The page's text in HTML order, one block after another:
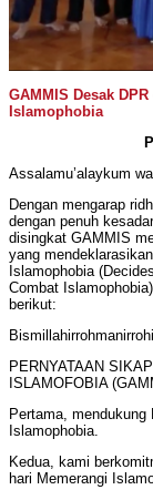
GAMMIS Desak
Islamophobia
Assalamu’alaykum
Dengan mengarap
dengan penuh
disingkat GAMMIS
yang
Islamophobia
Combat
berikut:
PERNYATAAN
ISLAMOFOBIA
Pertama,
Islamophobia.
Kedua, kami
hari Memerangi